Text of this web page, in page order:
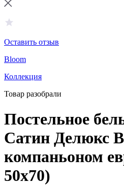
Оставить отзыв
Bloom
Коллекция
Товар разобрали
Постельное
Сатин Делюкс
компаньоном
50х70)